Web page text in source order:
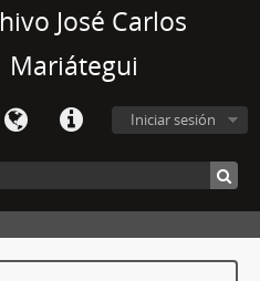
José Carlos
Mariátegui
Iniciar sesión